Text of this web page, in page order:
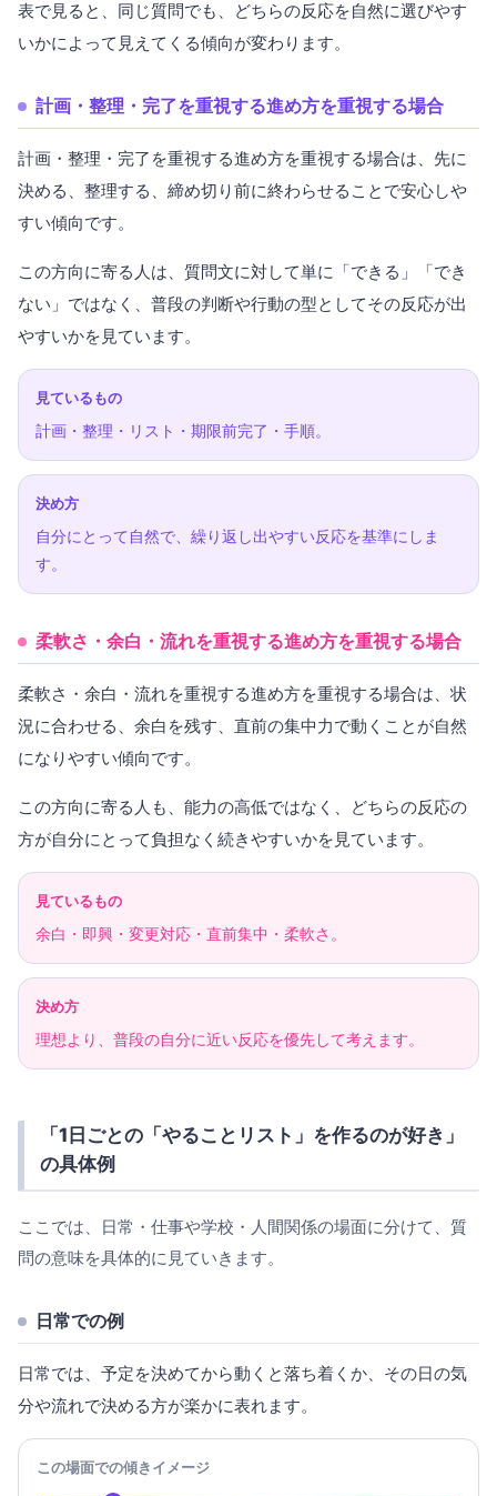
表で見ると、同じ質問でも、どちらの反応を自然に選びやす
いかによって見えてくる傾向が変わります。
計画・整理・完了を重視する進め方を重視する場合
計画・整理・完了を重視する進め方を重視する場合は、先に
決める、整理する、締め切り前に終わらせることで安心しや
すい傾向です。
この方向に寄る人は、質問文に対して単に「できる」「でき
ない」ではなく、普段の判断や行動の型としてその反応が出
やすいかを見ています。
見ているもの
計画・整理・リスト・期限前完了・手順。
決め方
自分にとって自然で、繰り返し出やすい反応を基準にしま
す。
柔軟さ・余白・流れを重視する進め方を重視する場合
柔軟さ・余白・流れを重視する進め方を重視する場合は、状
況に合わせる、余白を残す、直前の集中力で動くことが自然
になりやすい傾向です。
この方向に寄る人も、能力の高低ではなく、どちらの反応の
方が自分にとって負担なく続きやすいかを見ています。
見ているもの
余白・即興・変更対応・直前集中・柔軟さ。
決め方
理想より、普段の自分に近い反応を優先して考えます。
「1日ごとの「やることリスト」を作るのが好き」
の具体例
ここでは、日常・仕事や学校・人間関係の場面に分けて、質
問の意味を具体的に見ていきます。
日常での例
日常では、予定を決めてから動くと落ち着くか、その日の気
分や流れで決める方が楽かに表れます。
この場面での傾きイメージ